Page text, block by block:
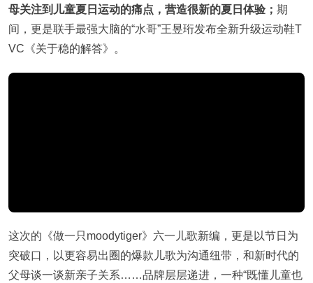
母关注到儿童夏日运动的痛点，营造很新的夏日体验； 期
间，更是联手最强大脑的“水哥”王昱珩发布全新升级运动鞋T
VC《关于稳的解答》。
这次的《做一只moodytiger》六一儿歌新编，更是以节日为
突破口，以更容易出圈的爆款儿歌为沟通纽带，和新时代的
父母谈一谈新亲子关系……品牌层层递进，一种“既懂儿童也